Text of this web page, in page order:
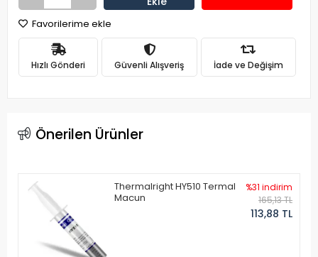
Favorilerime ekle
Hızlı Gönderi Güvenli Alışveriş İade ve Değişim
Önerilen Ürünler
Thermalright HY510 Termal
Macun
%31 indirim
165,13 TL
113,88 TL